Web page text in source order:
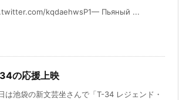
kqdaehwsP1— Пьяный ...
の応援上映
は池袋の新文芸坐さんで「T-34 レジェンド・